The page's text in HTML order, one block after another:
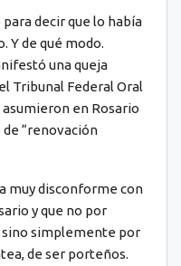
decir que lo había
Y de qué modo.
una queja
Tribunal Federal Oral
en Rosario
de “renovación
muy disconforme con
y que no por
simplemente por
de ser porteños.